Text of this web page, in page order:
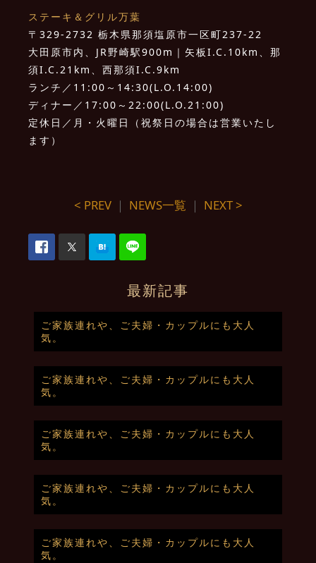
ステーキ＆グリル万葉
〒329-2732 栃木県那須塩原市一区町237-22
大田原市内、JR野崎駅900m｜矢板I.C.10km、那
須I.C.21km、西那須I.C.9km
ランチ／11:00～14:30(L.O.14:00)
ディナー／17:00～22:00(L.O.21:00)
定休日／月・火曜日（祝祭日の場合は営業いたし
ます）
< PREV｜ NEWS一覧 ｜ NEXT >
最新記事
ご家族連れや、ご夫婦・カップルにも大人
気。
ご家族連れや、ご夫婦・カップルにも大人
気。
ご家族連れや、ご夫婦・カップルにも大人
気。
ご家族連れや、ご夫婦・カップルにも大人
気。
ご家族連れや、ご夫婦・カップルにも大人
気。